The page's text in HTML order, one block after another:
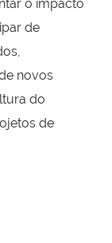
o impacto
de
novos
do
de